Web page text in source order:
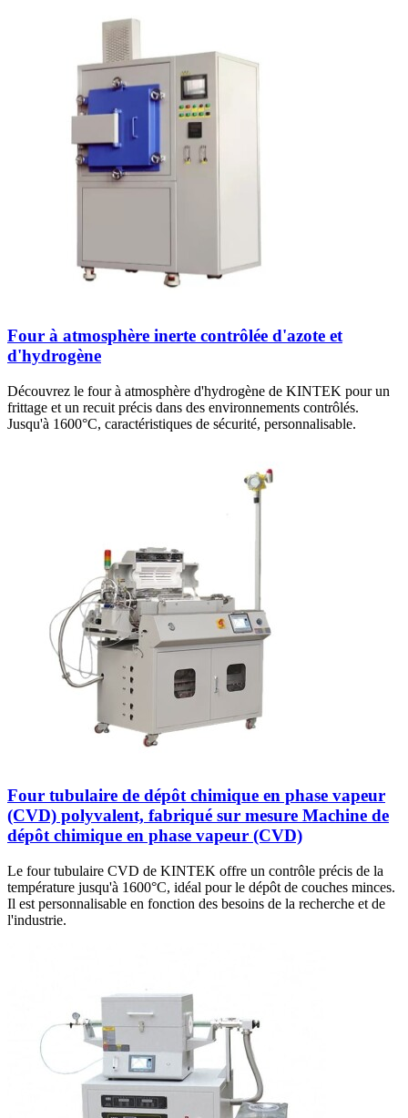
Four à atmosphère inerte contrôlée d'azote et
d'hydrogène
Découvrez le four à atmosphère d'hydrogène de KINTEK pour un
frittage et un recuit précis dans des environnements contrôlés.
Jusqu'à 1600°C, caractéristiques de sécurité, personnalisable.
Four tubulaire de dépôt chimique en phase vapeur
(CVD) polyvalent, fabriqué sur mesure Machine de
dépôt chimique en phase vapeur (CVD)
Le four tubulaire CVD de KINTEK offre un contrôle précis de la
température jusqu'à 1600°C, idéal pour le dépôt de couches minces.
Il est personnalisable en fonction des besoins de la recherche et de
l'industrie.